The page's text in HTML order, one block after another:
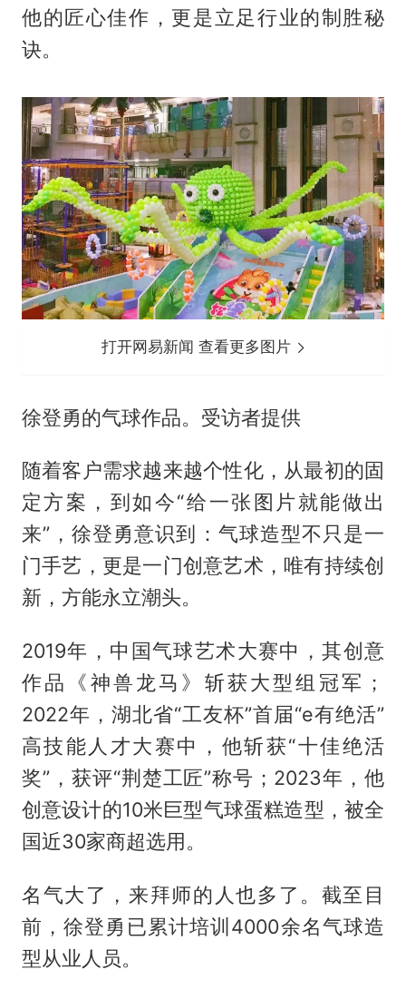
他的匠心佳作，更是立足行业的制胜秘
诀。
打开网易新闻 查看更多图片
徐登勇的气球作品。受访者提供
随着客户需求越来越个性化，从最初的固
定方案，到如今“给一张图片就能做出
来”，徐登勇意识到：气球造型不只是一
门手艺，更是一门创意艺术，唯有持续创
新，方能永立潮头。
2019年，中国气球艺术大赛中，其创意
作品《神兽龙马》斩获大型组冠军；
2022年，湖北省“工友杯”首届“e有绝活”
高技能人才大赛中，他斩获“十佳绝活
奖”，获评“荆楚工匠”称号；2023年，他
创意设计的10米巨型气球蛋糕造型，被全
国近30家商超选用。
名气大了，来拜师的人也多了。截至目
前，徐登勇已累计培训4000余名气球造
型从业人员。